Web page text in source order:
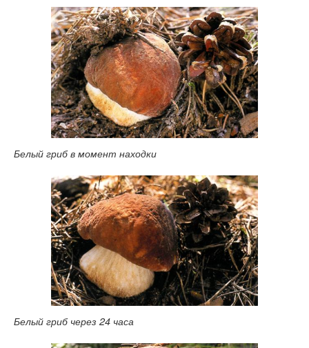
Белый гриб в момент находки
Белый гриб через 24 часа